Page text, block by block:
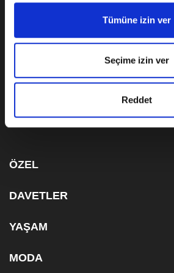
Tümüne izin ver
Seçime izin ver
Reddet
ÇEREZ BİLGİLENDİRME METNİ
ABONELİK
ÖZEL
DAVETLER
YAŞAM
MODA